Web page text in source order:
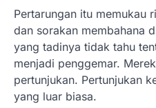
Pertarungan itu memukau
dan sorakan membahana
yang tadinya tidak tahu
menjadi penggemar.
pertunjukan. Pertunjukan
yang luar biasa.